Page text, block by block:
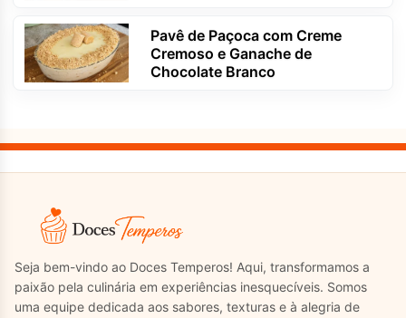
Pavê de Paçoca com Creme
Cremoso e Ganache de
Chocolate Branco
Seja bem-vindo ao Doces Temperos! Aqui, transformamos a
paixão pela culinária em experiências inesquecíveis. Somos
uma equipe dedicada aos sabores, texturas e à alegria de